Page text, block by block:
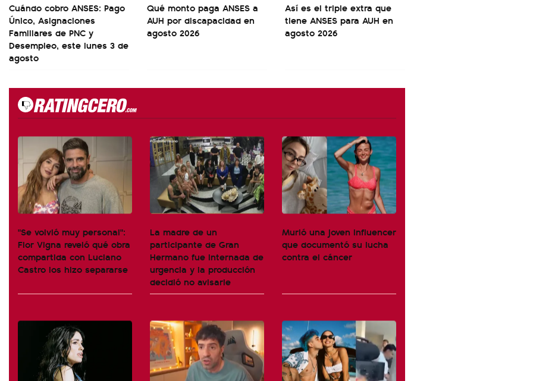
Cuándo cobro ANSES: Pago
Único, Asignaciones
Familiares de PNC y
Desempleo, este lunes 3 de
agosto
Qué monto paga ANSES a
AUH por discapacidad en
agosto 2026
Así es el triple extra que
tiene ANSES para AUH en
agosto 2026
"Se volvió muy personal":
Flor Vigna reveló qué obra
compartida con Luciano
Castro los hizo separarse
La madre de un
participante de Gran
Hermano fue internada de
urgencia y la producción
decidió no avisarle
Murió una joven influencer
que documentó su lucha
contra el cáncer